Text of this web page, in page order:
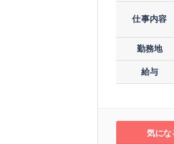
仕事内容
勤務地
給与
気にな